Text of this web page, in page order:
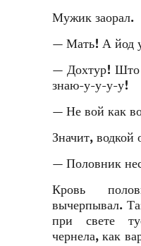
Мужик заорал.
— Мать! А йод у
— Дохтур! Што
знаю-у-у-у-у!
— Не вой как
Значит, водкой
— Половник
Кровь
вычерпывал.
при свете
чернела, как